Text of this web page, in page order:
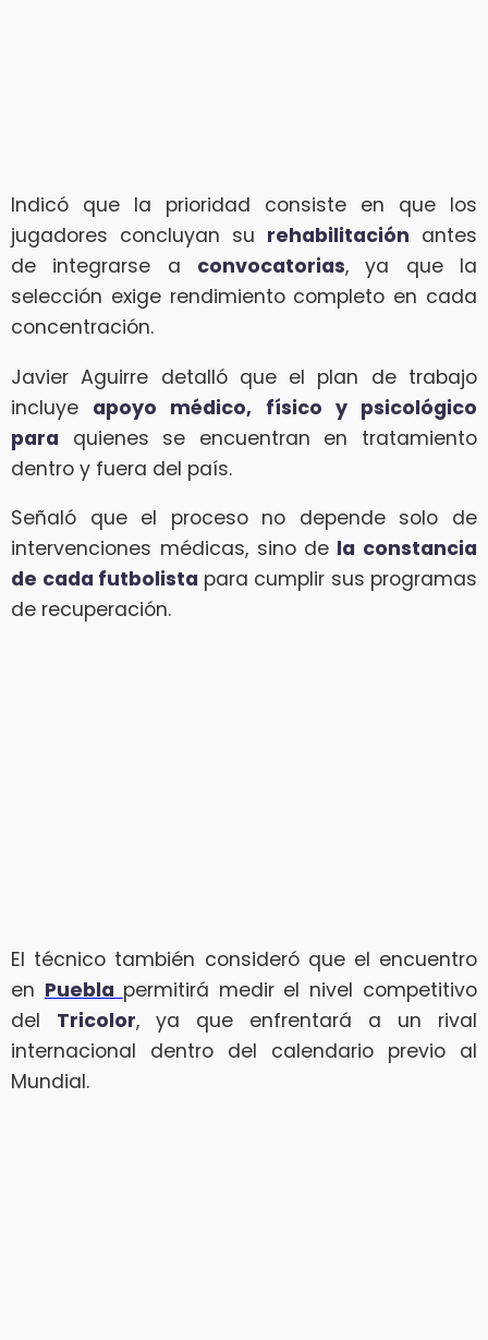
Indicó que la prioridad consiste en que los
jugadores concluyan su rehabilitación antes
de integrarse a convocatorias, ya que la
selección exige rendimiento completo en cada
concentración.
Javier Aguirre detalló que el plan de trabajo
incluye apoyo médico, físico y psicológico
para quienes se encuentran en tratamiento
dentro y fuera del país.
Señaló que el proceso no depende solo de
intervenciones médicas, sino de la constancia
de cada futbolista para cumplir sus programas
de recuperación.
El técnico también consideró que el encuentro
en Puebla permitirá medir el nivel competitivo
del Tricolor, ya que enfrentará a un rival
internacional dentro del calendario previo al
Mundial.